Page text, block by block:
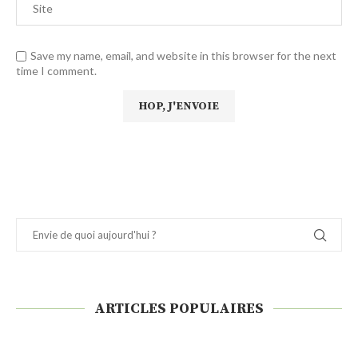
Save my name, email, and website in this browser for the next
time I comment.
ARTICLES POPULAIRES